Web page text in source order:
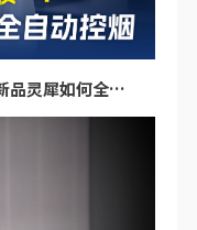
油烟机也玩“无人驾驶”？老板新品灵犀如何全自动控烟